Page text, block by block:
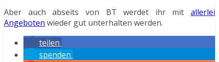
Aber auch abseits von BT werdet ihr mit allerlei
Angeboten wieder gut unterhalten werden.
teilen
spenden